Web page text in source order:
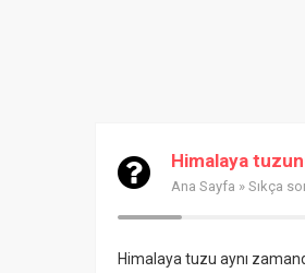
Himalaya
Ana Sayfa » Sıkça
Himalaya tuzu aynı